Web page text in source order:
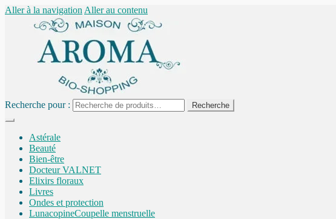
Aller à la navigation Aller au contenu
Recherche pour : Recherche
Astérale
Beauté
Bien-être
Docteur VALNET
Elixirs floraux
Livres
Ondes et protection
LunacopineCoupelle menstruelle